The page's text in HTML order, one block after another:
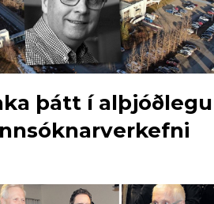
þátt í alþjóðlegu